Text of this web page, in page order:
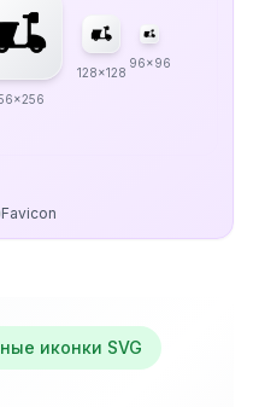
128x128
96x96
Favicon
иконки SVG